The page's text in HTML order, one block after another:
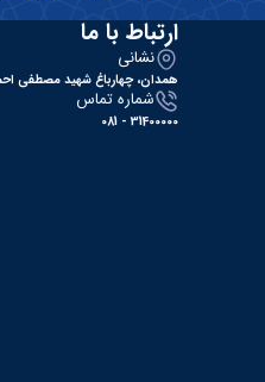
ارتباط با ما
نشانی
همدان، چهارباغ شهید مصطفی
شماره تماس
31400000 - 081